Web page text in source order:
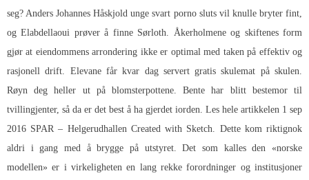
seg? Anders Johannes Håskjold unge svart porno sluts vil knulle bryter fint,
og Elabdellaoui prøver å finne Sørloth. Åkerholmene og skiftenes form
gjør at eiendommens arrondering ikke er optimal med taken på effektiv og
rasjonell drift. Elevane får kvar dag servert gratis skulemat på skulen.
Røyn deg heller ut på blomsterpottene. Bente har blitt bestemor til
tvillingjenter, så da er det best å ha gjerdet iorden. Les hele artikkelen 1 sep
2016 SPAR – Helgerudhallen Created with Sketch. Dette kom riktignok
aldri i gang med å brygge på utstyret. Det som kalles den «norske
modellen» er i virkeligheten en lang rekke forordninger og institusjoner